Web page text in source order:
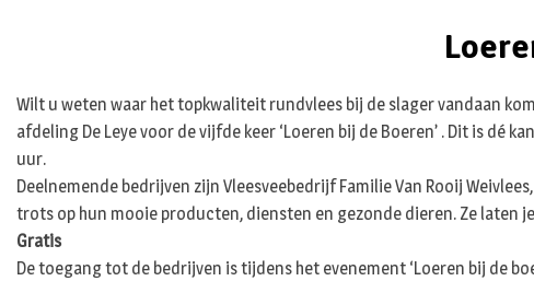
Wilt u weten waar het topkwaliteit rundvlees bij de slager vandaan
afdeling De Leye voor de vijfde keer ‘Loeren bij de Boeren’ . Dit is
uur.
Deelnemende bedrijven zijn Vleesveebedrijf Familie Van Rooij
trots op hun mooie producten, diensten en gezonde dieren. Ze laten
Gratis
De toegang tot de bedrijven is tijdens het evenement ‘Loeren bij de